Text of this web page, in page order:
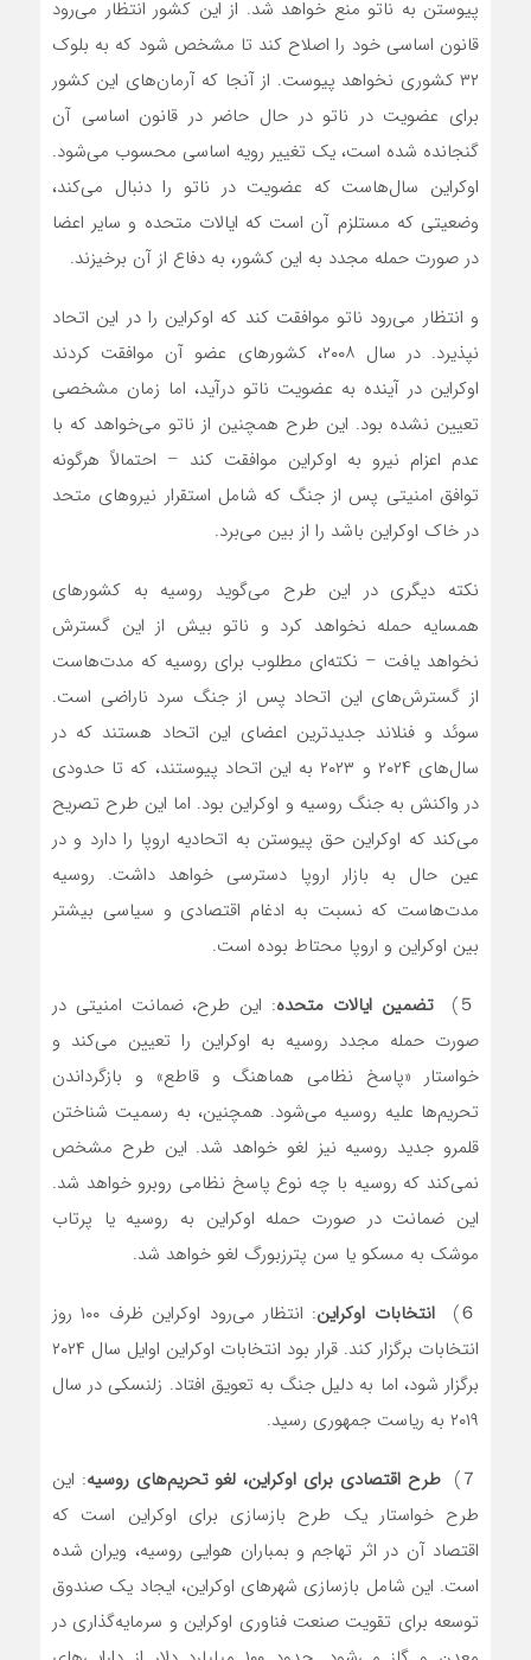
پیوستن به ناتو منع خواهد شد. از این کشور انتظار می‌رود
قانون اساسی خود را اصلاح کند تا مشخص شود که به بلوک
۳۲ کشوری نخواهد پیوست. از آنجا که آرمان‌های این کشور
برای عضویت در ناتو در حال حاضر در قانون اساسی آن
گنجانده شده است، یک تغییر رویه اساسی محسوب می‌شود.
اوکراین سال‌هاست که عضویت در ناتو را دنبال می‌کند،
وضعیتی که مستلزم آن است که ایالات متحده و سایر اعضا
در صورت حمله مجدد به این کشور، به دفاع از آن برخیزند.
و انتظار می‌رود ناتو موافقت کند که اوکراین را در این اتحاد
نپذیرد. در سال ۲۰۰۸، کشورهای عضو آن موافقت کردند
اوکراین در آینده به عضویت ناتو درآید، اما زمان مشخصی
تعیین نشده بود. این طرح همچنین از ناتو می‌خواهد که با
عدم اعزام نیرو به اوکراین موافقت کند – احتمالاً هرگونه
توافق امنیتی پس از جنگ که شامل استقرار نیروهای متحد
در خاک اوکراین باشد را از بین می‌برد.
نکته دیگری در این طرح می‌گوید روسیه به کشورهای
همسایه حمله نخواهد کرد و ناتو بیش از این گسترش
نخواهد یافت – نکته‌ای مطلوب برای روسیه که مدت‌هاست
از گسترش‌های این اتحاد پس از جنگ سرد ناراضی است.
سوئد و فنلاند جدیدترین اعضای این اتحاد هستند که در
سال‌های ۲۰۲۴ و ۲۰۲۳ به این اتحاد پیوستند، که تا حدودی
در واکنش به جنگ روسیه و اوکراین بود. اما این طرح تصریح
می‌کند که اوکراین حق پیوستن به اتحادیه اروپا را دارد و در
عین حال به بازار اروپا دسترسی خواهد داشت. روسیه
مدت‌هاست که نسبت به ادغام اقتصادی و سیاسی بیشتر
بین اوکراین و اروپا محتاط بوده است.
５) تضمین ایالات متحده: این طرح، ضمانت امنیتی در
صورت حمله مجدد روسیه به اوکراین را تعیین می‌کند و
خواستار «پاسخ نظامی هماهنگ و قاطع» و بازگرداندن
تحریم‌ها علیه روسیه می‌شود. همچنین، به رسمیت شناختن
قلمرو جدید روسیه نیز لغو خواهد شد. این طرح مشخص
نمی‌کند که روسیه با چه نوع پاسخ نظامی روبرو خواهد شد.
این ضمانت در صورت حمله اوکراین به روسیه یا پرتاب
موشک به مسکو یا سن پترزبورگ لغو خواهد شد.
６) انتخابات اوکراین
: انتظار می‌رود اوکراین ظرف ۱۰۰ روز
انتخابات برگزار کند. قرار بود انتخابات اوکراین اوایل سال ۲۰۲۴
برگزار شود، اما به دلیل جنگ به تعویق افتاد. زلنسکی در سال
۲۰۱۹ به ریاست جمهوری رسید.
７) طرح اقتصادی برای اوکراین، لغو تحریم‌های روسیه: این
طرح خواستار یک طرح بازسازی برای اوکراین است که
اقتصاد آن در اثر تهاجم و بمباران هوایی روسیه، ویران شده
است. این شامل بازسازی شهرهای اوکراین، ایجاد یک صندوق
توسعه برای تقویت صنعت فناوری اوکراین و سرمایه‌گذاری در